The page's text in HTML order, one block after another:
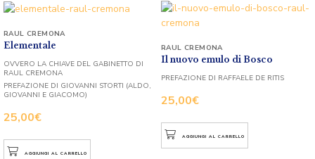
Elementale
25,00€
RAUL CREMONA
OVVERO LA CHIAVE DEL GABINETTO DI
RAUL CREMONA
PREFAZIONE DI GIOVANNI STORTI (ALDO,
GIOVANNI E GIACOMO)
AGGIUNGI AL CARRELLO
Il nuovo emulo di Bosco
25,00€
RAUL CREMONA
PREFAZIONE DI RAFFAELE DE RITIS
AGGIUNGI AL CARRELLO